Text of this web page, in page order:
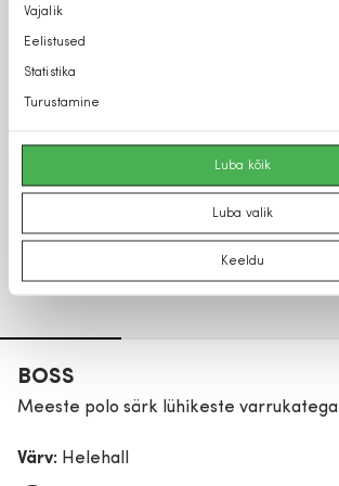
Nõusoleku
valik
Vajalik
Eelistused
Statistika
Turustamine
Luba kõik
Luba valik
Keeldu
BOSS
Meeste polo särk lühikeste varrukatega
Värv: Helehall